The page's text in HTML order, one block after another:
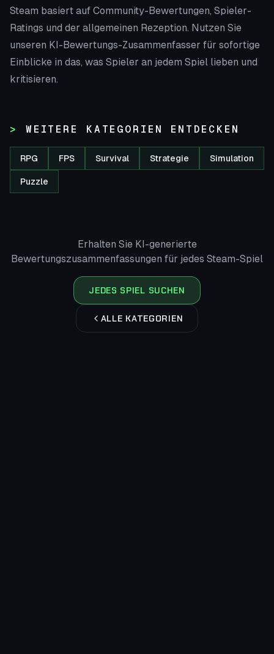
Steam basiert auf Community-Bewertungen, Spieler-
Ratings und der allgemeinen Rezeption. Nutzen Sie
unseren KI-Bewertungs-Zusammenfasser für sofortige
Einblicke in das, was Spieler an jedem Spiel lieben und
kritisieren.
WEITERE KATEGORIEN ENTDECKEN
RPG FPS Survival Strategie Simulation
Puzzle
Erhalten Sie KI-generierte
Bewertungszusammenfassungen für jedes Steam-Spiel
JEDES SPIEL SUCHEN
ALLE KATEGORIEN